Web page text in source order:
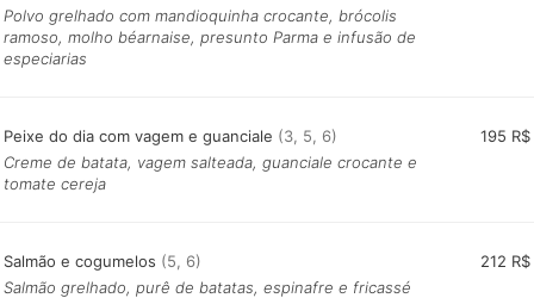
Polvo grelhado com mandioquinha crocante, brócolis
ramoso, molho béarnaise, presunto Parma e infusão de
especiarias
Peixe do dia com vagem e guanciale (3, 5, 6)
195 R$
Creme de batata, vagem salteada, guanciale crocante e
tomate cereja
Salmão e cogumelos (5, 6)
212 R$
Salmão grelhado, purê de batatas, espinafre e fricassé